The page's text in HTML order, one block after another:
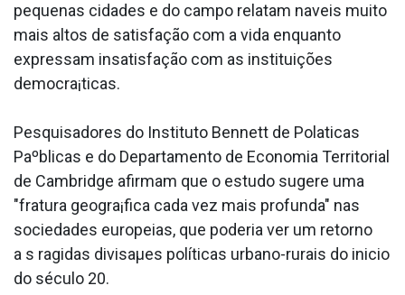
pequenas cidades e do campo relatam na­veis muito
mais altos de satisfação com a vida enquanto
expressam insatisfação com as instituições
democra¡ticas.
Pesquisadores do Instituto Bennett de Pola­ticas
Paºblicas e do Departamento de Economia Territorial
de Cambridge afirmam que o estudo sugere uma
"fratura geogra¡fica cada vez mais profunda" nas
sociedades europeias, que poderia ver um retorno
a s ra­gidas divisaµes políticas urbano-rurais do ini­cio
do século 20.